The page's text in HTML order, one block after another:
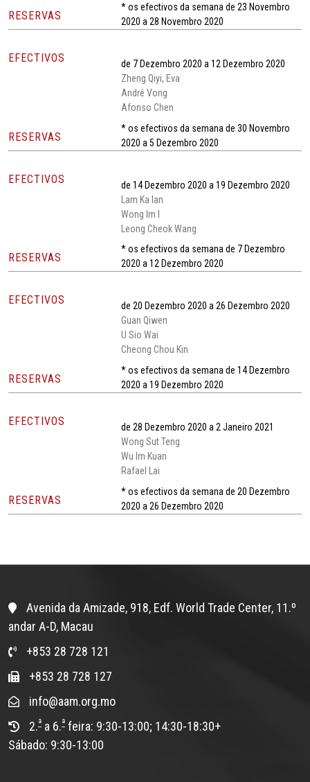
RESERVAS
* os efectivos da semana de 23 Novembro
2020 a 28 Novembro 2020
EFECTIVOS
de 7 Dezembro 2020 a 12 Dezembro 2020
Zheng Qiyi, Eva
André Vong
Afonso Chen
RESERVAS
* os efectivos da semana de 30 Novembro
2020 a 5 Dezembro 2020
EFECTIVOS
de 14 Dezembro 2020 a 19 Dezembro 2020
Lam Ka Ian
Wong Im I
Leong Cheok Wang
RESERVAS
* os efectivos da semana de 7 Dezembro
2020 a 12 Dezembro 2020
EFECTIVOS
de 20 Dezembro 2020 a 26 Dezembro 2020
Guan Qiwen
U Sio Wai
Cheong Chou Kin
RESERVAS
* os efectivos da semana de 14 Dezembro
2020 a 19 Dezembro 2020
EFECTIVOS
de 28 Dezembro 2020 a 2 Janeiro 2021
Wong Sut Teng
Wu Im Kuan
Rafael Lai
RESERVAS
* os efectivos da semana de 20 Dezembro
2020 a 26 Dezembro 2020
Avenida da Amizade, 918, Edf. World Trade Center, 11.º
andar A-D, Macau
+853 28 728 121
+853 28 728 127
info@aam.org.mo
2.ª a 6.ª feira: 9:30-13:00; 14:30-18:30+
Sábado: 9:30-13:00